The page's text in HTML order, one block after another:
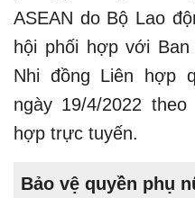
ASEAN do Bộ Lao
hội phối hợp với
Nhi đồng Liên hợp
ngày 19/4/2022
hợp trực tuyến.
Bảo vệ quyền phụ